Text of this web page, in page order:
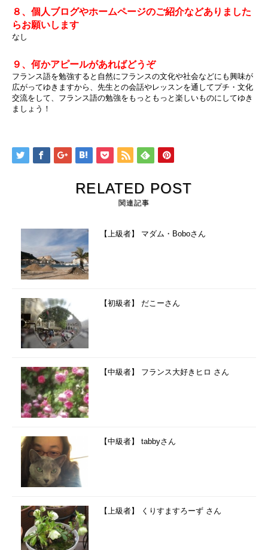
８、個人ブログやホームページのご紹介などありました
らお願いします
なし
９、何かアピールがあればどうぞ
フランス語を勉強すると自然にフランスの文化や社会などにも興味が
広がってゆきますから、先生との会話やレッスンを通してプチ・文化
交流をして、フランス語の勉強をもっともっと楽しいものにしてゆき
ましょう！
RELATED POST
関連記事
【上級者】 マダム・Boboさん
【初級者】 だこーさん
【中級者】 フランス大好きヒロ さん
【中級者】 tabbyさん
【上級者】 くりすますろーず さん